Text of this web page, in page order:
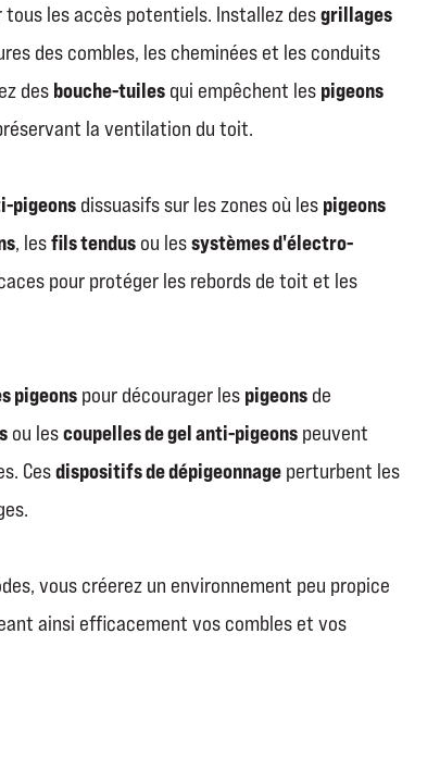
les accès potentiels. Installez desgrillages
des combles, les cheminées et les conduits
des bouche-tuiles qui empêchent les pigeons
la ventilation du toit.
pigeons dissuasifs sur les zones où les pigeons
, lesfils tendus ou lessystèmes d'électro-
pour protéger les rebords de toit et les
pigeons pour décourager les pigeons de
ou lescoupelles de gel anti-pigeons peuvent
. Cesdispositifs de dépigeonnage perturbent les
vous créerez un environnement peu propice
ainsi efficacement vos combles et vos